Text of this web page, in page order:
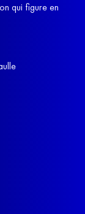
qui figure en